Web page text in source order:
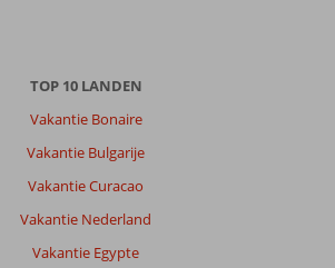
TOP 10 LANDEN
Vakantie Bonaire
Vakantie Bulgarije
Vakantie Curacao
Vakantie Nederland
Vakantie Egypte